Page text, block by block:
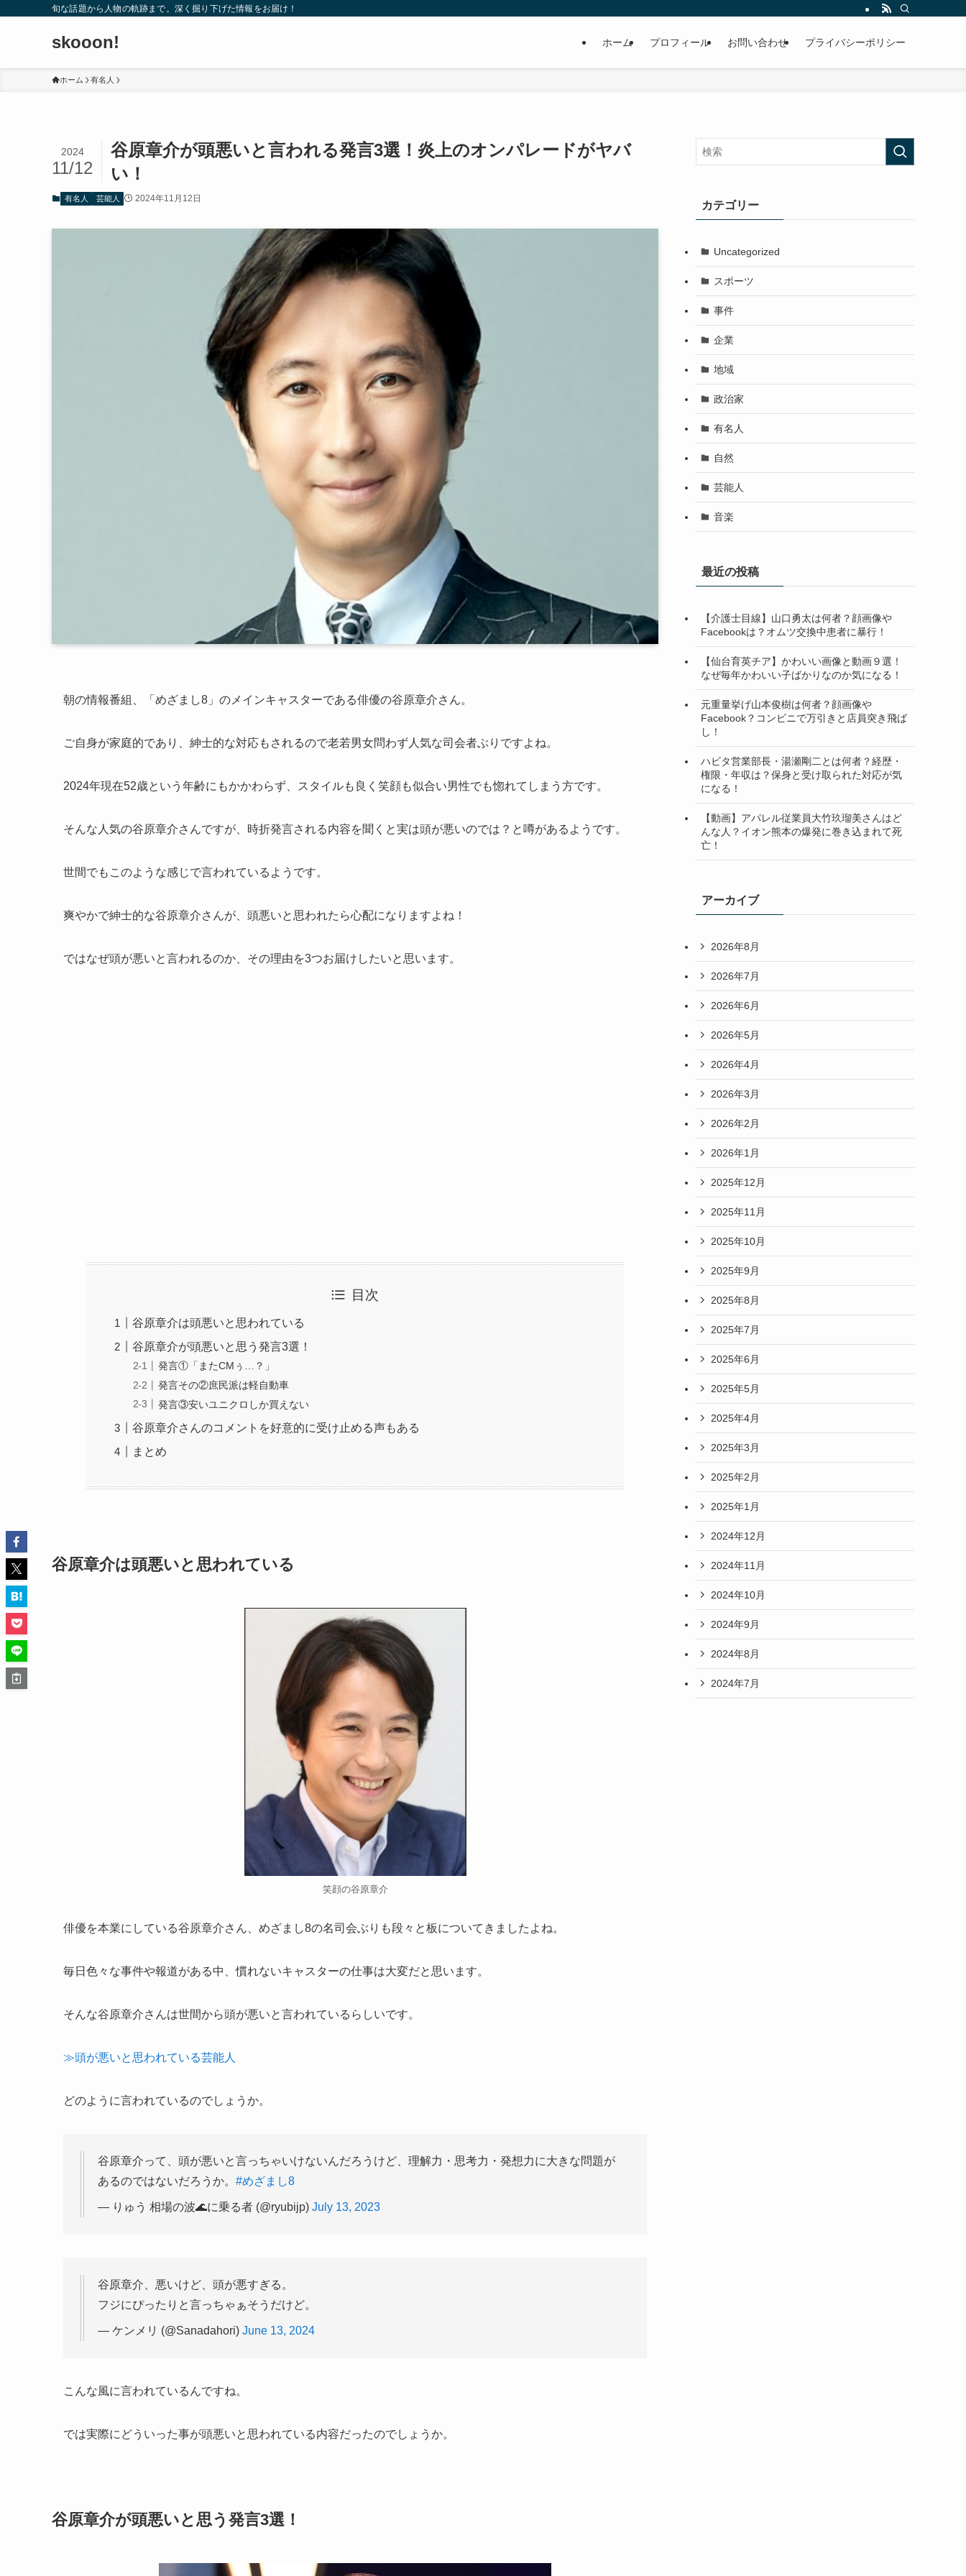
旬な話題から人物の軌跡まで。深く掘り下げた情報をお届け！
skooon! ホーム プロフィール お問い合わせ プライバシーポリシー
ホーム 有名人
谷原章介が頭悪いと言われる発言3選！炎上のオンパレードがヤバ
い！
2024
11/12
有名人 芸能人 2024年11月12日
朝の情報番組、「めざまし8」のメインキャスターである俳優の谷原章介さん。
ご自身が家庭的であり、紳士的な対応もされるので老若男女問わず人気な司会者ぶりですよね。
2024年現在52歳という年齢にもかかわらず、スタイルも良く笑顔も似合い男性でも惚れてしまう方です。
そんな人気の谷原章介さんですが、時折発言される内容を聞くと実は頭が悪いのでは？と噂があるようです。
世間でもこのような感じで言われているようです。
爽やかで紳士的な谷原章介さんが、頭悪いと思われたら心配になりますよね！
ではなぜ頭が悪いと言われるのか、その理由を3つお届けしたいと思います。
目次
谷原章介は頭悪いと思われている
谷原章介が頭悪いと思う発言3選！
発言①「またCMぅ…？」
発言その②庶民派は軽自動車
発言③安いユニクロしか買えない
谷原章介さんのコメントを好意的に受け止める声もある
まとめ
谷原章介は頭悪いと思われている
笑顔の谷原章介
俳優を本業にしている谷原章介さん、めざまし8の名司会ぶりも段々と板についてきましたよね。
毎日色々な事件や報道がある中、慣れないキャスターの仕事は大変だと思います。
そんな谷原章介さんは世間から頭が悪いと言われているらしいです。
≫頭が悪いと思われている芸能人
どのように言われているのでしょうか。
谷原章介って、頭が悪いと言っちゃいけないんだろうけど、理解力・思考力・発想力に大きな問題が
あるのではないだろうか。 #めざまし8
— りゅう 相場の波🌊に乗る者 (@ryubijp) July 13, 2023
谷原章介、悪いけど、頭が悪すぎる。
フジにぴったりと言っちゃぁそうだけど。
— ケンメリ (@Sanadahori) June 13, 2024
こんな風に言われているんですね。
では実際にどういった事が頭悪いと思われている内容だったのでしょうか。
谷原章介が頭悪いと思う発言3選！
カテゴリー
Uncategorized
スポーツ
事件
企業
地域
政治家
有名人
自然
芸能人
音楽
最近の投稿
【介護士目線】山口勇太は何者？顔画像や
Facebookは？オムツ交換中患者に暴行！
【仙台育英チア】かわいい画像と動画９選！
なぜ毎年かわいい子ばかりなのか気になる！
元重量挙げ山本俊樹は何者？顔画像や
Facebook？コンビニで万引きと店員突き飛ば
し！
ハビタ営業部長・湯瀬剛二とは何者？経歴・
権限・年収は？保身と受け取られた対応が気
になる！
【動画】アパレル従業員大竹玖瑠美さんはど
んな人？イオン熊本の爆発に巻き込まれて死
亡！
アーカイブ
2026年8月
2026年7月
2026年6月
2026年5月
2026年4月
2026年3月
2026年2月
2026年1月
2025年12月
2025年11月
2025年10月
2025年9月
2025年8月
2025年7月
2025年6月
2025年5月
2025年4月
2025年3月
2025年2月
2025年1月
2024年12月
2024年11月
2024年10月
2024年9月
2024年8月
2024年7月